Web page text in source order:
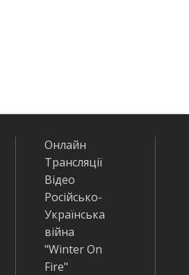
Онлайн
Трансляції
Відео
Російсько-
Українська
війна
"Winter On
Fire"